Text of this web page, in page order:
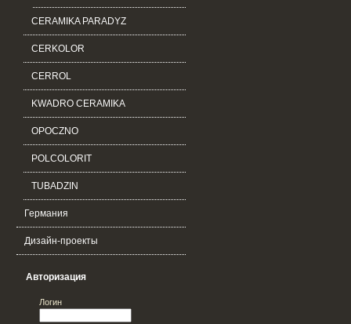
CERAMIKA PARADYZ
CERKOLOR
CERROL
KWADRO CERAMIKA
OPOCZNO
POLCOLORIT
TUBADZIN
Германия
Дизайн-проекты
Авторизация
Логин